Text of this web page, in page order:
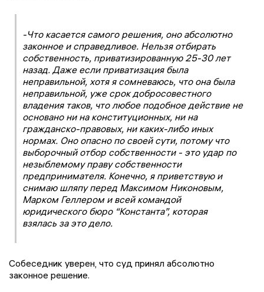
-Что касается самого решения, оно абсолютно
законное и справедливое. Нельзя отбирать
собственность, приватизированную 25-30 лет
назад. Даже если приватизация была
неправильной, хотя я сомневаюсь, что она была
неправильной, уже срок добросовестного
владения таков, что любое подобное действие не
основано ни на конституционных, ни на
гражданско-правовых, ни каких-либо иных
нормах. Оно опасно по своей сути, потому что
выборочный отбор собственности - это удар по
незыблемому праву собственности
предпринимателя. Конечно, я приветствую и
снимаю шляпу перед Максимом Никоновым,
Марком Геллером и всей командой
юридического бюро “Константа”, которая
взялась за это дело.
Собеседник уверен, что суд принял абсолютно
законное решение.